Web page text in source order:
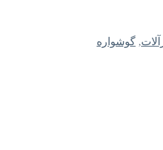
, گوشواره